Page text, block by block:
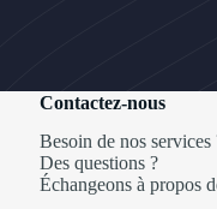
Contactez-nous
Besoin de nos services
Des questions ?
Échangeons à propos